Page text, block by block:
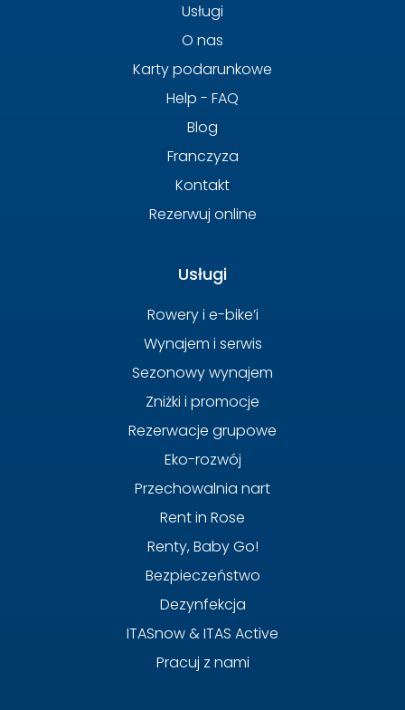
Usługi
O nas
Karty podarunkowe
Help - FAQ
Blog
Franczyza
Kontakt
Rezerwuj online
Usługi
Rowery i e-bike’i
Wynajem i serwis
Sezonowy wynajem
Zniżki i promocje
Rezerwacje grupowe
Eko-rozwój
Przechowalnia nart
Rent in Rose
Renty, Baby Go!
Bezpieczeństwo
Dezynfekcja
ITASnow & ITAS Active
Pracuj z nami